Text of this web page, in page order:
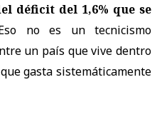
déficit del 1,6% que se
no es un tecnicismo
un país que vive dentro
gasta sistemáticamente